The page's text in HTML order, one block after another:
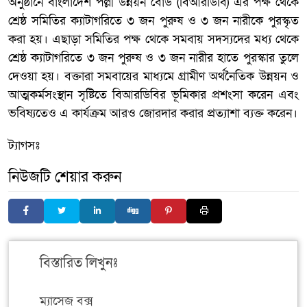
শ্রেষ্ঠ সমিতির ক্যাটাগরিতে ৩ জন পুরুষ ও ৩ জন নারীকে পুরস্কৃত
করা হয়। এছাড়া সমিতির পক্ষ থেকে সমবায় সদস্যদের মধ্য থেকে
শ্রেষ্ঠ ক্যাটাগরিতে ৩ জন পুরুষ ও ৩ জন নারীর হাতে পুরস্কার তুলে
দেওয়া হয়। বক্তারা সমবায়ের মাধ্যমে গ্রামীণ অর্থনৈতিক উন্নয়ন ও
আত্মকর্মসংস্থান সৃষ্টিতে বিআরডিবির ভূমিকার প্রশংসা করেন এবং
ভবিষ্যতেও এ কার্যক্রম আরও জোরদার করার প্রত্যাশা ব্যক্ত করেন।
ট্যাগসঃ
নিউজটি শেয়ার করুন
বিস্তারিত লিখুনঃ
ম্যাসেজ বক্স